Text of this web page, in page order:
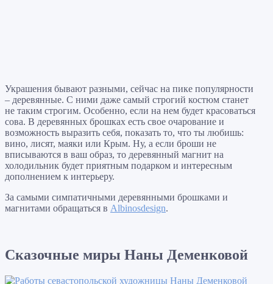
Украшения бывают разными, сейчас на пике популярности
– деревянные. С ними даже самый строгий костюм станет
не таким строгим. Особенно, если на нем будет красоваться
сова. В деревянных брошках есть свое очарование и
возможность выразить себя, показать то, что ты любишь:
вино, лисят, маяки или Крым. Ну, а если броши не
вписываются в ваш образ, то деревянный магнит на
холодильник будет приятным подарком и интересным
дополнением к интерьеру.
За самыми симпатичными деревянными брошками и
магнитами обращаться в Albinosdesign.
Сказочные миры Наны Деменковой